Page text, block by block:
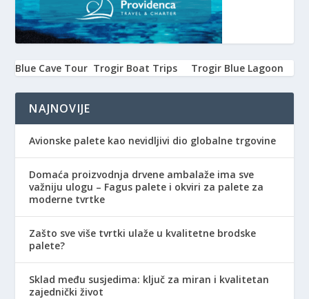
Blue Cave Tour Trogir Boat Trips Trogir Blue Lagoon
NAJNOVIJE
Avionske palete kao nevidljivi dio globalne trgovine
Domaća proizvodnja drvene ambalaže ima sve
važniju ulogu – Fagus palete i okviri za palete za
moderne tvrtke
Zašto sve više tvrtki ulaže u kvalitetne brodske
palete?
Sklad među susjedima: ključ za miran i kvalitetan
zajednički život